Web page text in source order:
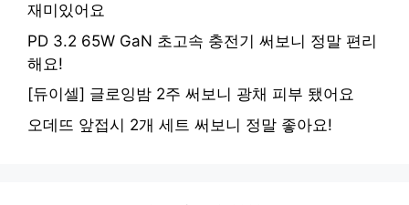
재미있어요
PD 3.2 65W GaN 초고속 충전기 써보니 정말 편리
해요!
[듀이셀] 글로잉밤 2주 써보니 광채 피부 됐어요
오데뜨 앞접시 2개 세트 써보니 정말 좋아요!